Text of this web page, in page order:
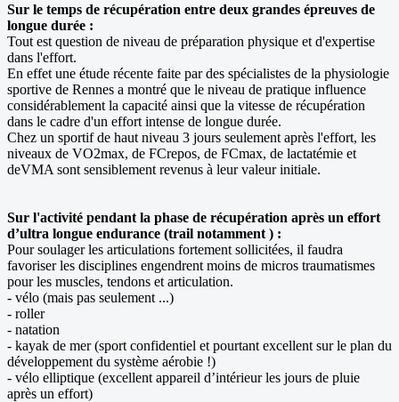
Sur le temps de récupération entre deux grandes épreuves de
longue durée :
Tout est question de niveau de préparation physique et d'expertise
dans l'effort.
En effet une étude récente faite par des spécialistes de la physiologie
sportive de Rennes a montré que le niveau de pratique influence
considérablement la capacité ainsi que la vitesse de récupération
dans le cadre d'un effort intense de longue durée.
Chez un sportif de haut niveau 3 jours seulement après l'effort, les
niveaux de VO2max, de FCrepos, de FCmax, de lactatémie et
deVMA sont sensiblement revenus à leur valeur initiale.
Sur l'activité pendant la phase de récupération après un effort
d’ultra longue endurance (trail notamment ) :
Pour soulager les articulations fortement sollicitées, il faudra
favoriser les disciplines engendrent moins de micros traumatismes
pour les muscles, tendons et articulation.
- vélo (mais pas seulement ...)
- roller
- natation
- kayak de mer (sport confidentiel et pourtant excellent sur le plan du
développement du système aérobie !)
- vélo elliptique (excellent appareil d’intérieur les jours de pluie
après un effort)